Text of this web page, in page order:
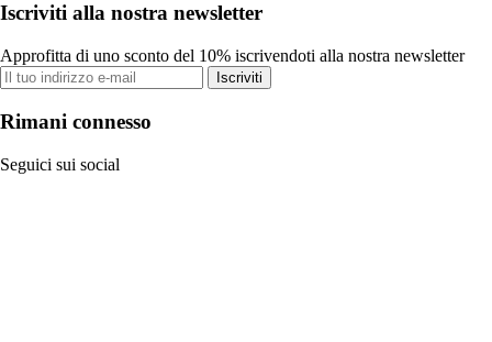
Iscriviti alla nostra newsletter
Approfitta di uno sconto del 10% iscrivendoti alla nostra newsletter
Iscriviti
Rimani connesso
Seguici sui social